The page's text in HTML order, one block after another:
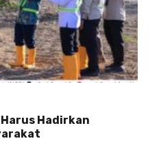
Harus Hadirkan